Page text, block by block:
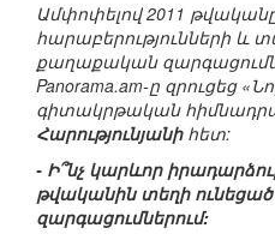
Ամփոփելով 2011
հարաբերությունների և
քաղաքական
Panorama.am-ը զրուցեց
գիտակրթական
Հարությունյանիհետ:
- Ի՞նչ կարևոր
թվականին տեղի
զարգացումներում: